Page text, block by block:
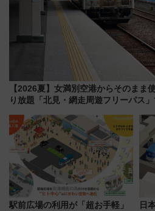
【2026夏】女満別空港からそのまま
り放題「北見・網走周遊フリーパス
駅前広場の利用が「超お手軽」
日